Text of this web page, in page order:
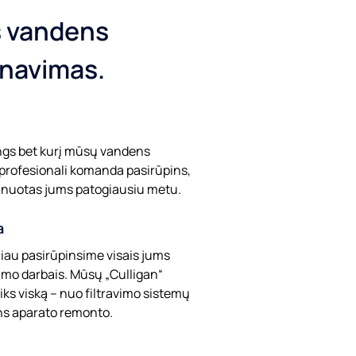
bet kurį mūsų vandens
komanda pasirūpins,
jums patogiausiu metu.
pasirūpinsime visais jums
darbais. Mūsų „Culligan“
viską – nuo filtravimo sistemų
aparato remonto.